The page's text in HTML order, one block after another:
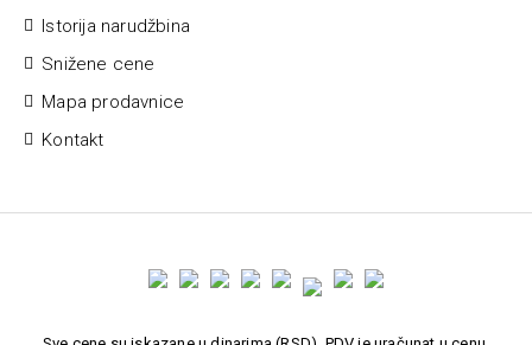
Istorija narudžbina
Snižene cene
Mapa prodavnice
Kontakt